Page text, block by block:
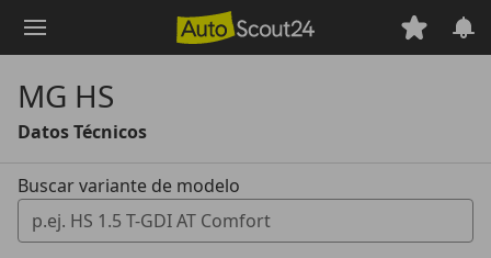
principal
MG HS
Datos Técnicos
Buscar variante de modelo